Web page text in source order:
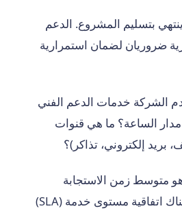
ينتهي بتسليم المشروع. الدعم
ضروريان لضمان استمرارية
الشركة خدمات الدعم الفني
الساعة؟ ما هي قنوات
بريد إلكتروني، تذاكر)؟
متوسط زمن الاستجابة
للمشكلات؟ وهل هناك اتفاقية مستوى خدمة (SLA)